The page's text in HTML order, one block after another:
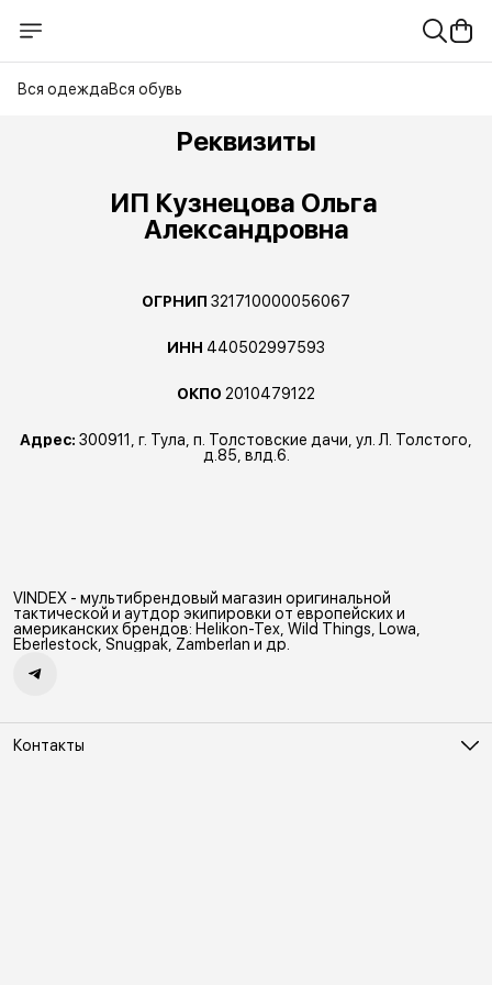
Вся одеждаВся обувь
Реквизиты
ИП Кузнецова Ольга
Александровна
ОГРНИП 321710000056067
ИНН 440502997593
ОКПО 2010479122
Адрес: 300911, г. Тула, п. Толстовские дачи, ул. Л. Толстого,
д.85, влд.6.
VINDEX - мультибрендовый магазин оригинальной
тактической и аутдор экипировки от европейских и
американских брендов: Helikon-Tex, Wild Things, Lowa,
Eberlestock, Snugpak, Zamberlan и др.
Контакты